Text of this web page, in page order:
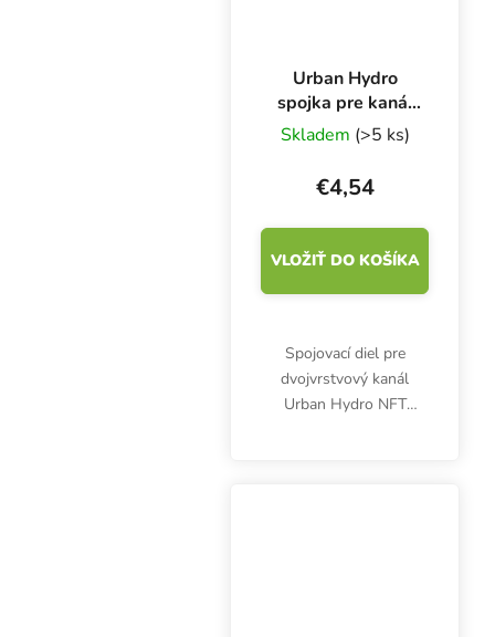
Urban Hydro
spojka pre kanál
NFT 100x80 mm
Skladem (>5 ks)
€4,54
VLOŽIŤ DO KOŠÍKA
Spojovací diel pre
dvojvrstvový kanál
Urban Hydro NFT